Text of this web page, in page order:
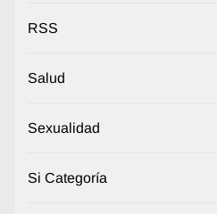
RSS
Salud
Sexualidad
Si Categoría